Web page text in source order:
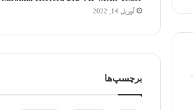
آوریل 14, 2022
برچسپ‌ها